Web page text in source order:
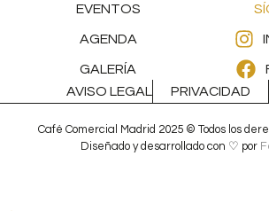
EVENTOS
AGENDA
GALERÍA
AVISO LEGAL
PRIVACIDAD
Café Comercial Madrid 2025 © Todos los
Diseñado y desarrollado con ♡ por